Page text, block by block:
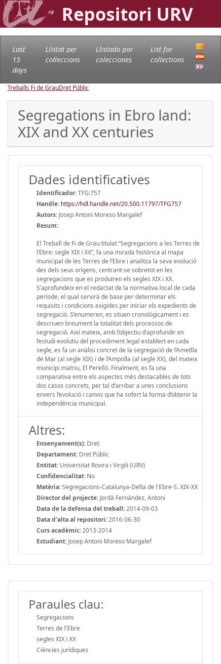
Repositori URV
Last
15
days
Llistat per
col·leccions
Llistado por
colecciones
List for
collections
Treballs Fi de GrauDret Públic
Segregations in Ebro land:
XIX and XX centuries
Dades identificatives
Identificador:TFG:757
Handle: https://hdl.handle.net/20.500.11797/TFG757
Autors: Josep Antoni Moreso Margalef
Resum:
El Treball de Fi de Grau titulat “Segregacions a les Terres de
l’Ebre: segle XIX i XX”, fa una mirada històrica al mapa
municipal de les Terres de l’Ebre i analitza la seva evolució
des dels seus orígens, centrant-se sobretot en les
segregacions que es produïren els segles XIX i XX.
S’aprofundeix en el redactat de la normativa local de cada
període, el qual servirà de base per determinar els
requisits i condicions exigides per iniciar els expedients de
segregació. S’enumeren, es situen cronològicament i es
descriuen breument la totalitat dels processos de
segregació. Així mateix, amb l’objectiu d’aprofundir en
l’estudi evolutiu del procediment legal establert en cada
segle, es fa un anàlisi concret de la segregació de l’Ametlla
de Mar (al segle XIX) i de l’Ampolla (al segle XX), del mateix
municipi matriu, El Perelló. Finalment, es fa una
comparativa entre els aspectes més destacables de tots
dos casos concrets, per tal d’arribar a unes conclusions
envers l’evolució i canvis que ha sofert la forma d’obtenir la
independència municipal.
Altres:
Ensenyament(s): Dret
Departament: Dret Públic
Entitat: Universitat Rovira i Virgili (URV)
Confidencialitat: No
Matèria:Segregacions-Catalunya-Delta de l'Ebre-S. XIX-XX
Director del projecte: Jordà Fernández, Antoni
Data de la defensa del treball:2014-09-03
Data d'alta al repositori:2016-06-30
Curs acadèmic:2013-2014
Estudiant: Josep Antoni Moreso Margalef
Paraules clau:
Segregacions
Terres de l'Ebre
segles XIX i XX
Ciències jurídiques